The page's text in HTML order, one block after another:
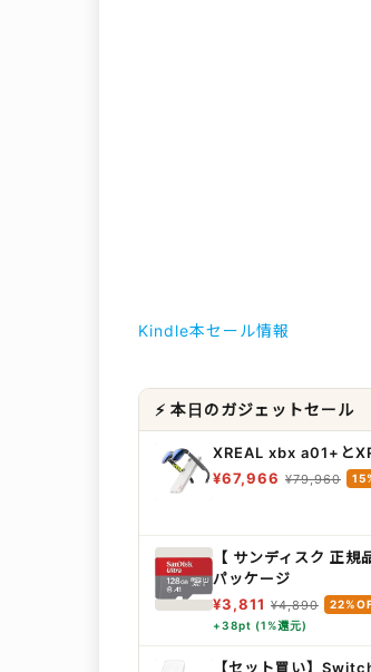
Kindle本セール情報
⚡ 本日のガジェットセール
XREAL xbx a01+と
¥67,966 ¥79,960
【 サンディスク 正
パッケージ
¥3,811 ¥4,890
+38pt (1%還元)
【セット買い】